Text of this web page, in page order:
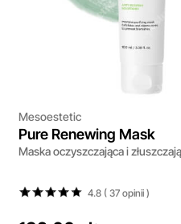
Mesoestetic
Pure Renewing Mask
Maska oczyszczająca i
4.8 ( 37opinii)